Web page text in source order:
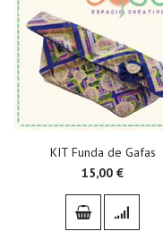
KIT Funda de Gafas
15,00 €